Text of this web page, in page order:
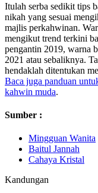
Itulah serba sedikit tips
nikah yang sesuai
majlis perkahwinan.
mengikut trend terkini
pengantin 2019, warna
2021 atau sebaliknya.
hendaklah ditentukan
Baca juga panduan
kahwin muda.
Sumber :
Mingguan Wanita
Baitul Jannah
Cahaya Kristal
Kandungan